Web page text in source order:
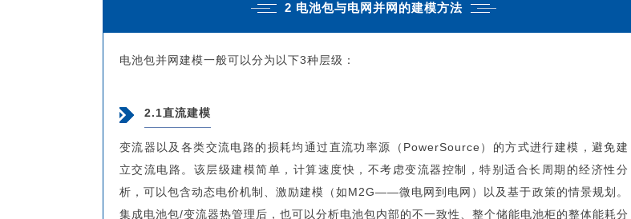
2 电池包与电网并网的建模方法
电池包并网建模一般可以分为以下3种层级：
2.1直流建模
变流器以及各类交流电路的损耗均通过直流功率源（PowerSource）的方式进行建模，避免建
立交流电路。该层级建模简单，计算速度快，不考虑变流器控制，特别适合长周期的经济性分
析，可以包含动态电价机制、激励建模（如M2G——微电网到电网）以及基于政策的情景规划。
集成电池包/变流器热管理后，也可以分析电池包内部的不一致性、整个储能电池柜的整体能耗分